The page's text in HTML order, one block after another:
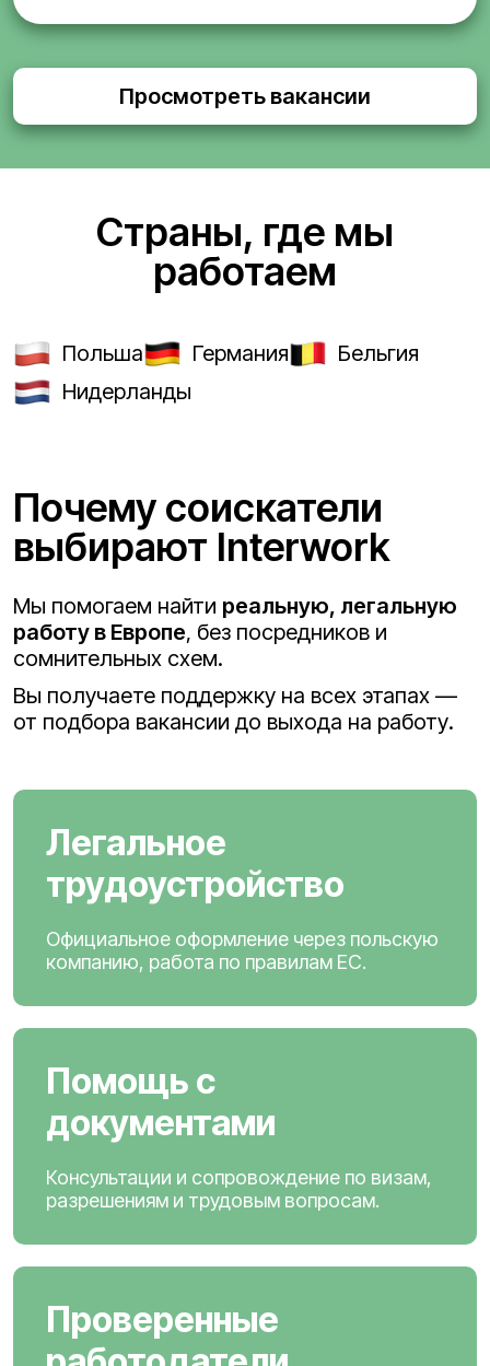
Просмотреть вакансии
Страны, где мы
работаем
Польша Германия
Бельгия
Нидерланды
Почему соискатели
выбирают Interwork
Мы помогаем найти реальную, легальную
работу в Европе, без посредников и
сомнительных схем.
Вы получаете поддержку на всех этапах —
от подбора вакансии до выхода на работу.
Легальное
трудоустройство
Официальное оформление через польскую
компанию, работа по правилам ЕС.
Помощь с
документами
Консультации и сопровождение по визам,
разрешениям и трудовым вопросам.
Проверенные